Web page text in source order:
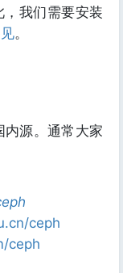
我们需要安装
。
源。通常大家
ceph
ceph